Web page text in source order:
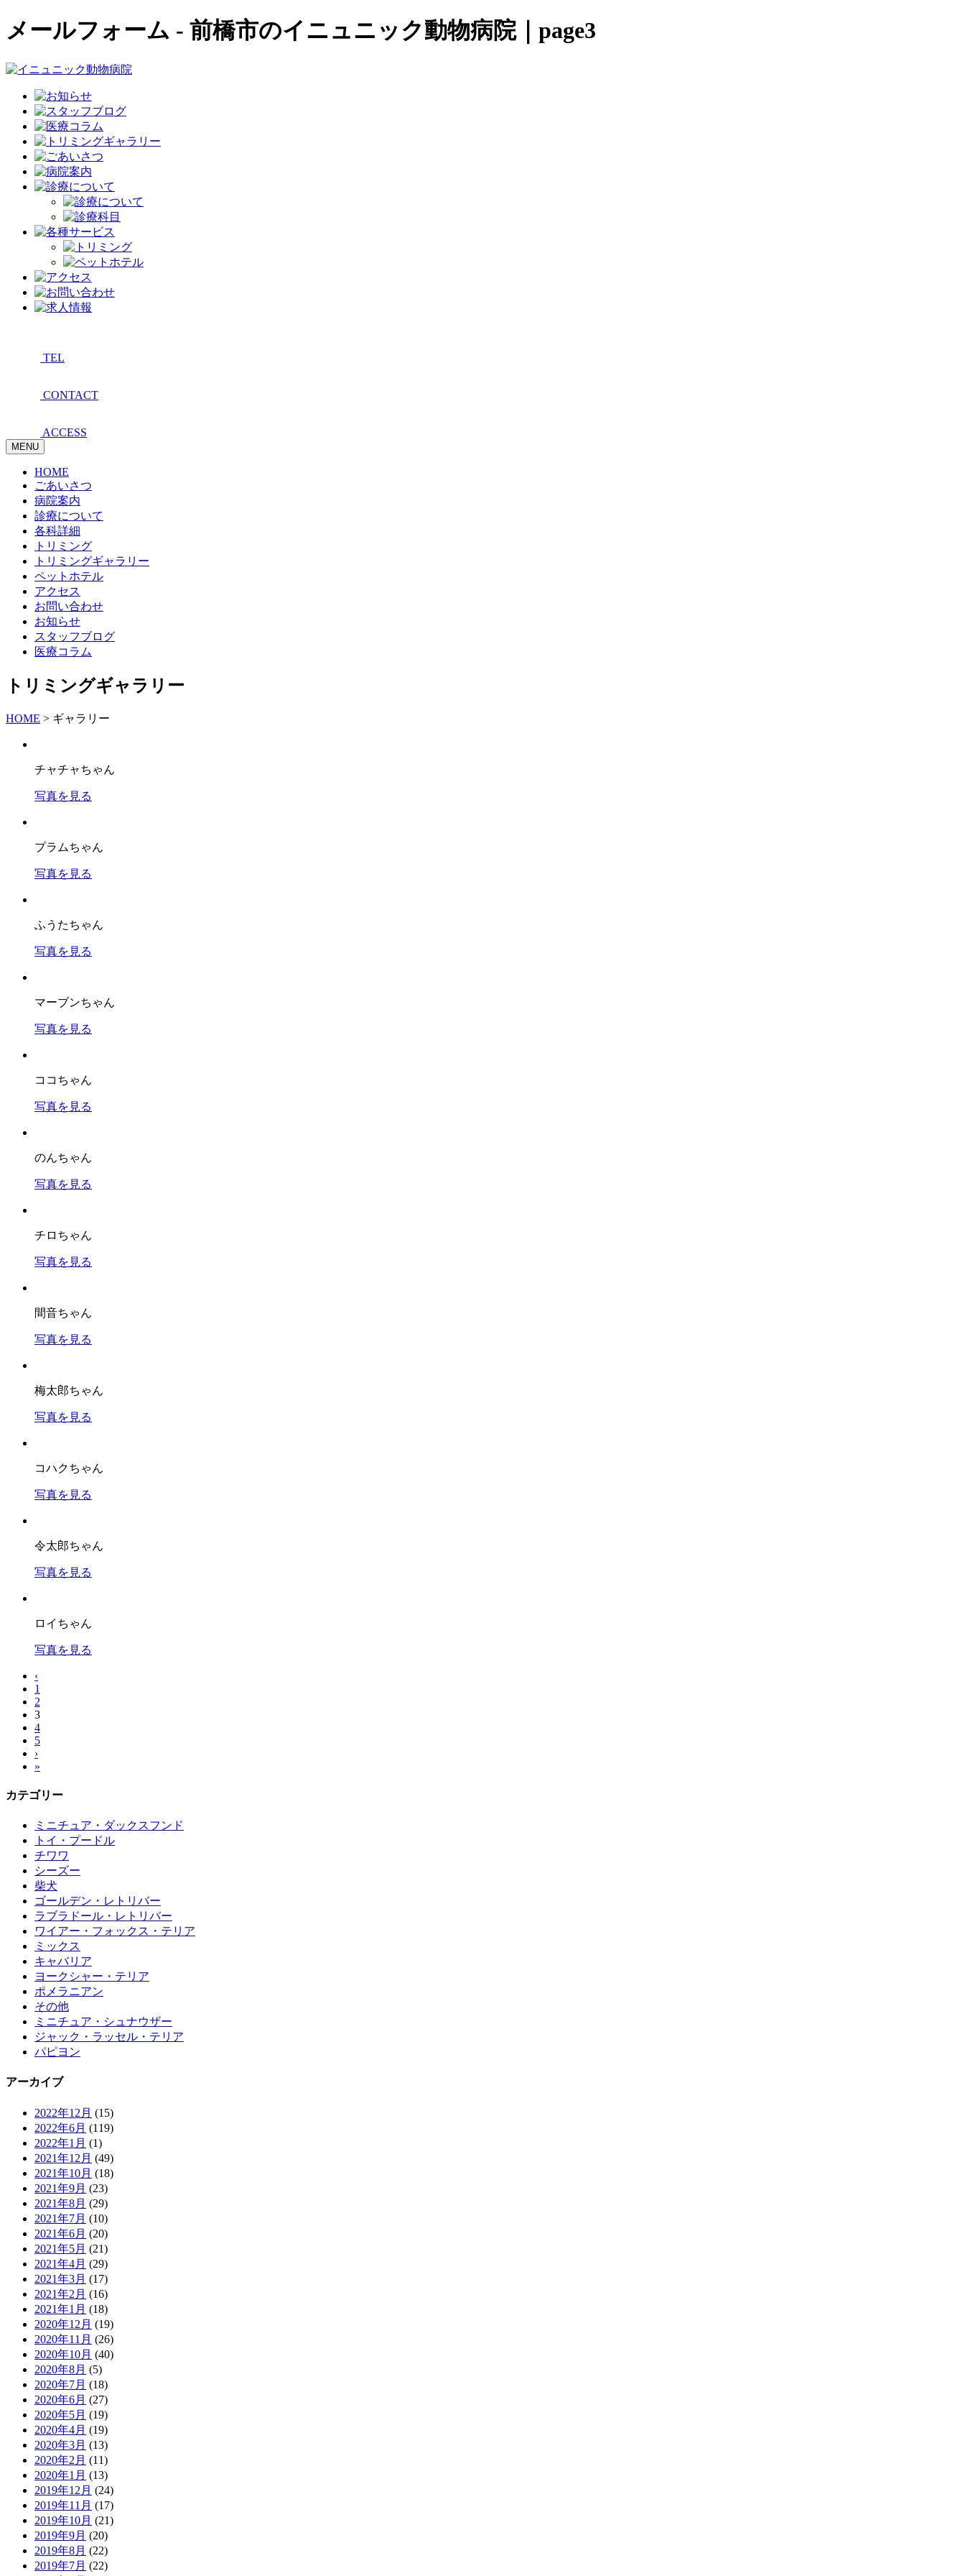
メールフォーム - 前橋市のイニュニック動物病院｜page3
TEL
CONTACT
ACCESS
MENU
HOME
ごあいさつ
病院案内
診療について
各科詳細
トリミング
トリミングギャラリー
ペットホテル
アクセス
お問い合わせ
お知らせ
スタッフブログ
医療コラム
トリミングギャラリー
HOME > ギャラリー
チャチャちゃん
写真を見る
プラムちゃん
写真を見る
ふうたちゃん
写真を見る
マーブンちゃん
写真を見る
ココちゃん
写真を見る
のんちゃん
写真を見る
チロちゃん
写真を見る
間音ちゃん
写真を見る
梅太郎ちゃん
写真を見る
コハクちゃん
写真を見る
令太郎ちゃん
写真を見る
ロイちゃん
写真を見る
‹
1
2
3
4
5
›
»
カテゴリー
ミニチュア・ダックスフンド
トイ・プードル
チワワ
シーズー
柴犬
ゴールデン・レトリバー
ラブラドール・レトリバー
ワイアー・フォックス・テリア
ミックス
キャバリア
ヨークシャー・テリア
ポメラニアン
その他
ミニチュア・シュナウザー
ジャック・ラッセル・テリア
パピヨン
アーカイブ
2022年12月 (15)
2022年6月 (119)
2022年1月 (1)
2021年12月 (49)
2021年10月 (18)
2021年9月 (23)
2021年8月 (29)
2021年7月 (10)
2021年6月 (20)
2021年5月 (21)
2021年4月 (29)
2021年3月 (17)
2021年2月 (16)
2021年1月 (18)
2020年12月 (19)
2020年11月 (26)
2020年10月 (40)
2020年8月 (5)
2020年7月 (18)
2020年6月 (27)
2020年5月 (19)
2020年4月 (19)
2020年3月 (13)
2020年2月 (11)
2020年1月 (13)
2019年12月 (24)
2019年11月 (17)
2019年10月 (21)
2019年9月 (20)
2019年8月 (22)
2019年7月 (22)